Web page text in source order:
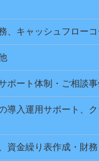
、キャッシュフローコ
ポート体制・ご相談事
導入運用サポート、
資金繰り表作成・財